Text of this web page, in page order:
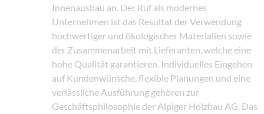
Innenausbau an. Der Ruf als modernes
Unternehmen ist das Resultat der Verwendung
hochwertiger und ökologischer Materialien sowie
der Zusammenarbeit mit Lieferanten, welche eine
hohe Qualität garantieren. Individuelles Eingehen
auf Kundenwünsche, flexible Planungen und eine
verlässliche Ausführung gehören zur
Geschäftsphilosophie der Alpiger Holzbau AG. Das